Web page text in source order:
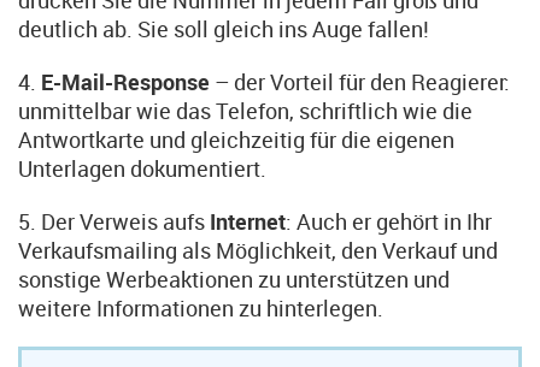
deutlich ab. Sie soll gleich ins Auge fallen!
4. E-Mail-Response – der Vorteil für den Reagierer:
unmittelbar wie das Telefon, schriftlich wie die
Antwortkarte und gleichzeitig für die eigenen
Unterlagen dokumentiert.
5. Der Verweis aufs Internet: Auch er gehört in Ihr
Verkaufsmailing als Möglichkeit, den Verkauf und
sonstige Werbeaktionen zu unterstützen und
weitere Informationen zu hinterlegen.